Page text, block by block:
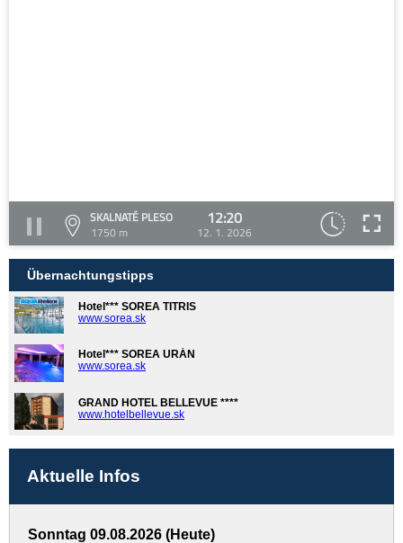
SKALNATÉ PLESO
1750 m
12:20
12. 1. 2026
Übernachtungstipps
Hotel*** SOREA TITRIS
www.sorea.sk
Hotel*** SOREA URÁN
www.sorea.sk
GRAND HOTEL BELLEVUE ****
www.hotelbellevue.sk
Aktuelle Infos
Sonntag 09.08.2026 (Heute)